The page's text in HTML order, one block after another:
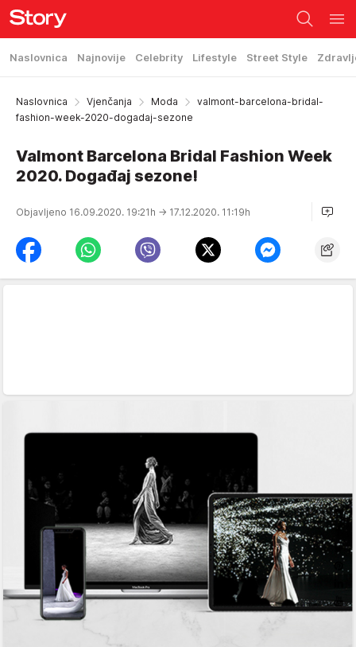
Naslovnica Najnovije Celebrity Lifestyle Street Style
Naslovnica Vjenčanja Moda
valmont-barcelona-bridal-
fashion-week-2020-dogadaj-sezone
Valmont Barcelona Bridal Fashion Week
2020. Događaj sezone!
Objavljeno 16.09.2020. 19:21h → 17.12.2020. 11:19h